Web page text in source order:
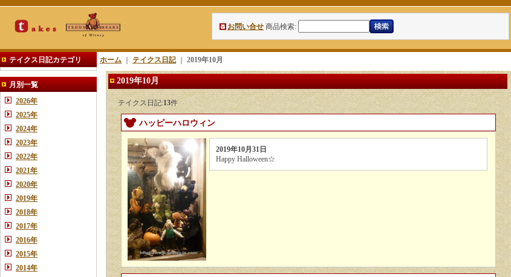
お問い合せ 商品検索:
テイクス日記カテゴリ
月別一覧
2026年
2025年
2024年
2023年
2022年
2021年
2020年
2019年
2018年
2017年
2016年
2015年
2014年
ホーム テイクス日記｜ 2019年10月
2019年10月
テイクス日記:13件
ハッピーハロウィン
2019年10月31日
Happy Halloween☆